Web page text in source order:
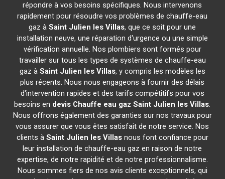
répondre à vos besoins spécifiques. Nous intervenons
rapidement pour résoudre vos problèmes de chauffe-eau
gaz àSaint Julien les Villas, que ce soit pour une
installation neuve, une réparation d'urgence ou une simple
vérification annuelle. Nos plombiers sont formés pour
travailler sur tous les types de systèmes de chauffe-eau
gaz à Saint Julien les Villas, y compris les modèles les
plus récents. Nous nous engageons à fournir des délais
d'intervention rapides et des tarifs compétitifs pour vos
besoins en devis Chauffe eau gaz Saint Julien les Villas.
Nous offrons également des garanties sur nos travaux pour
vous assurer que vous êtes satisfait de notre service. Nos
clients à Saint Julien les Villasnous font confiance pour
leur installation de chauffe-eau gaz en raison de notre
expertise, de notre rapidité et de notre professionnalisme.
Nous sommes fiers de nos avis clients exceptionnels, qui